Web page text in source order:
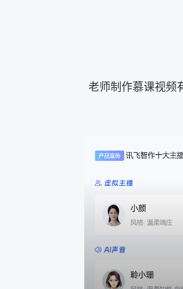
老师制作慕课视频
音视频一键生成
AI+视频：在虚拟"AI
键完成音、视频作品